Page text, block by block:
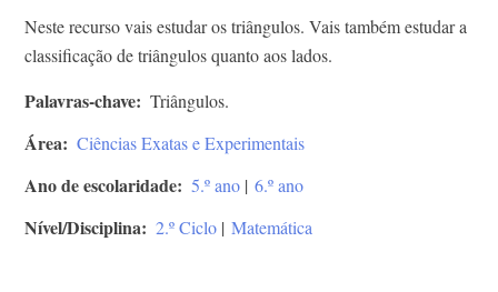
Neste recurso vais estudar os triângulos. Vais também estudar a
classificação de triângulos quanto aos lados.
Palavras-chave Triângulos.
Área Ciências Exatas e Experimentais
Ano de escolaridade 5.º ano | 6.º ano
Nível/Disciplina 2.º Ciclo | Matemática